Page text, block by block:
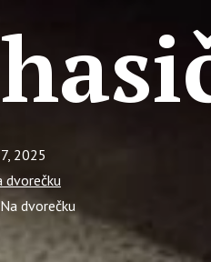
2025
dvorečku
dvorečku